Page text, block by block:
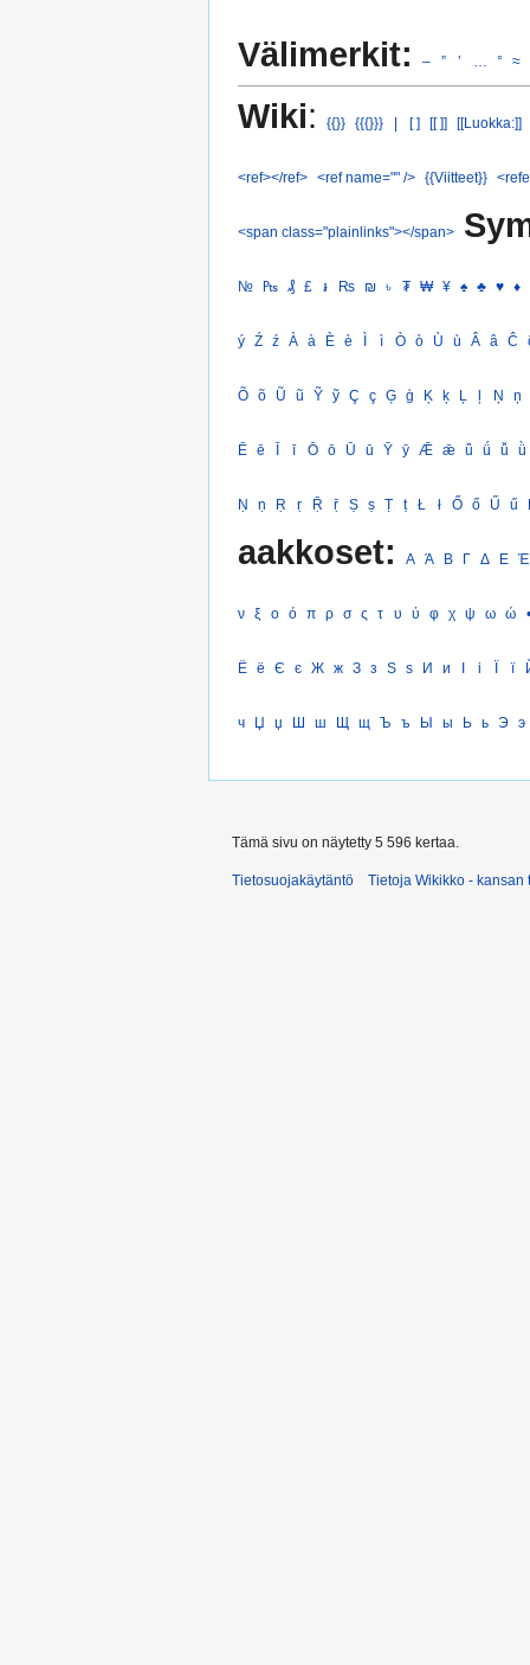
Välimerkit: – ” ’ ° ≈
Wiki: {{}} {{{}}} | [ ] [[ ]] [[Luokka:]]
<ref></ref> <ref name="" /> {{Viitteet}}
<span class="plainlinks"></span>
№ ₧ ₰ £ ៛ ₨ ₪ ৳ ₮ ₩ ¥ ♠ ♣ ♥ ♦
ý Ź ź À à È è Ì ì Ò ò Ù ù Â â Ĉ
Õ õ Ũ ũ Ỹ ỹ Ç ç Ģ ģ Ķ ķ Ļ ļ Ņ ņ
Ē ē Ī ī Ō ō Ū ū Ȳ ȳ Ǣ ǣ ǖ ǘ ǚ ǜ
Ṇ ṇ Ṛ ṛ Ṝ ṝ Ṣ ṣ Ṭ ṭ Ł ł Ő ő Ű ű
aakkoset: Α Ά Β Γ Δ Ε Έ
ν ξ ο ό π ρ σ ς τ υ ύ φ χ ψ ω ώ •
Ё ё Є є Ж ж З з Ѕ ѕ И и І і Ї ї
ч Џ џ Ш ш Щ щ Ъ ъ Ы ы Ь ь Э э
Tämä sivu on näytetty 5 596 kertaa.
Tietosuojakäytäntö Tietoja Wikikko - kansan